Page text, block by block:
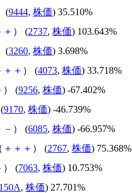
(9444, 株価) 35.510%
＋ ） (2737, 株価) 103.643%
(3260, 株価) 3.698%
＋ ＋ ） (4073, 株価) 33.718%
） (9256, 株価) -67.402%
9170, 株価) -46.739%
－ ） (6085, 株価) -66.957%
＋ ＋ ＋ ） (2767, 株価) 75.368%
） (7063, 株価) 10.753%
150A, 株価) 27.701%